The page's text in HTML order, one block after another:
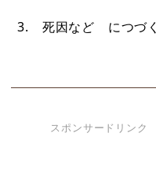
3. 死因など につづく
スポンサードリンク